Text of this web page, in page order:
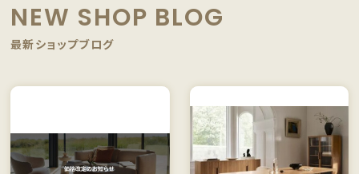
NEW SHOP BLOG
最新ショップブログ